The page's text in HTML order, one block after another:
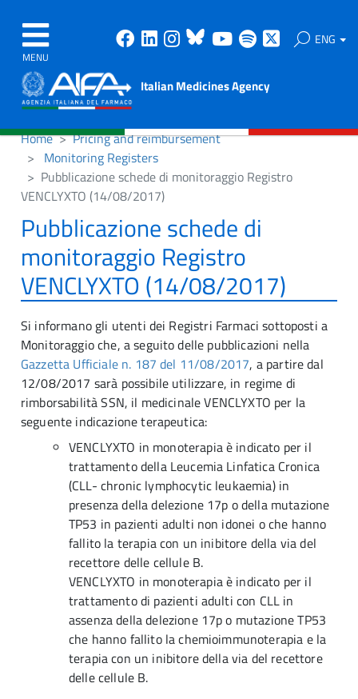
MENU
Facebook
Linkedin
Instagram
Bluesky
Youtube
Spotify ENG
Italian Medicines Agency
Home
Pricing and reimbursement
Monitoring Registers
Pubblicazione schede di monitoraggio Registro
VENCLYXTO (14/08/2017)
Pubblicazione schede di
monitoraggio Registro
VENCLYXTO (14/08/2017)
Si informano gli utenti dei Registri Farmaci sottoposti a
Monitoraggio che, a seguito delle pubblicazioni nella
Gazzetta Ufficiale n. 187 del 11/08/2017, a partire dal
12/08/2017 sarà possibile utilizzare, in regime di
rimborsabilità SSN, il medicinale VENCLYXTO per la
seguente indicazione terapeutica:
VENCLYXTO in monoterapia è indicato per il
trattamento della Leucemia Linfatica Cronica
(CLL- chronic lymphocytic leukaemia) in
presenza della delezione 17p o della mutazione
TP53 in pazienti adulti non idonei o che hanno
fallito la terapia con un inibitore della via del
recettore delle cellule B.
VENCLYXTO in monoterapia è indicato per il
trattamento di pazienti adulti con CLL in
assenza della delezione 17p o mutazione TP53
che hanno fallito la chemioimmunoterapia e la
terapia con un inibitore della via del recettore
delle cellule B.